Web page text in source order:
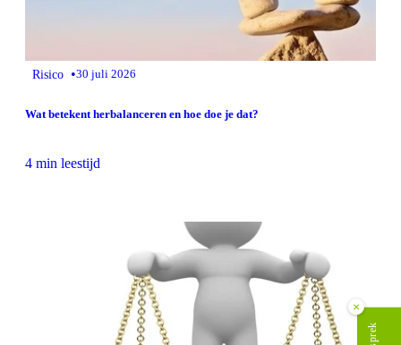
Risico •30 juli 2026
Wat betekent herbalanceren en hoe doe je dat?
4 min leestijd
×